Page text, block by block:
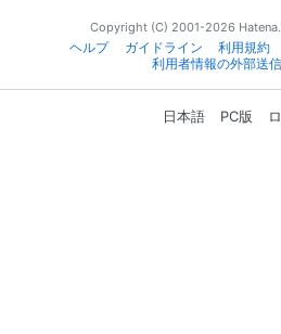
Copyright (C) 2001-2026
ヘルプ
ガイドライン 利用規約
利用者情報の外部送
日本語 PC版